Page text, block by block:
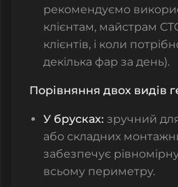
рекомендуємо
клієнтам, майстрам
клієнтів, і коли
декілька фар за день).
Порівняння двох видів
У брусках: зручний
або складних
забезпечує
всьому периметру.